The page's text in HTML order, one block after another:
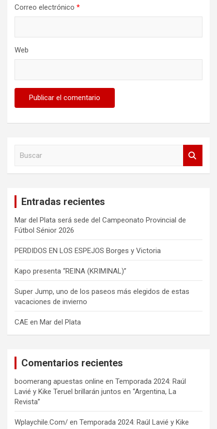
Correo electrónico *
Web
Entradas recientes
Mar del Plata será sede del Campeonato Provincial de
Fútbol Sénior 2026
PERDIDOS EN LOS ESPEJOS Borges y Victoria
Kapo presenta “REINA (KRIMINAL)”
Super Jump, uno de los paseos más elegidos de estas
vacaciones de invierno
CAE en Mar del Plata
Comentarios recientes
boomerang apuestas online en Temporada 2024: Raúl
Lavié y Kike Teruel brillarán juntos en “Argentina, La
Revista”
Wplaychile.Com/ en Temporada 2024: Raúl Lavié y Kike